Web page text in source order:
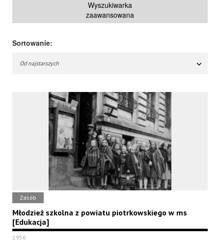
Wyszukiwarka
zaawansowana
Sortowanie:
Od najstarszych
Zasób
Młodzież szkolna z powiatu piotrkowskiego w ms
[Edukacja]
1956